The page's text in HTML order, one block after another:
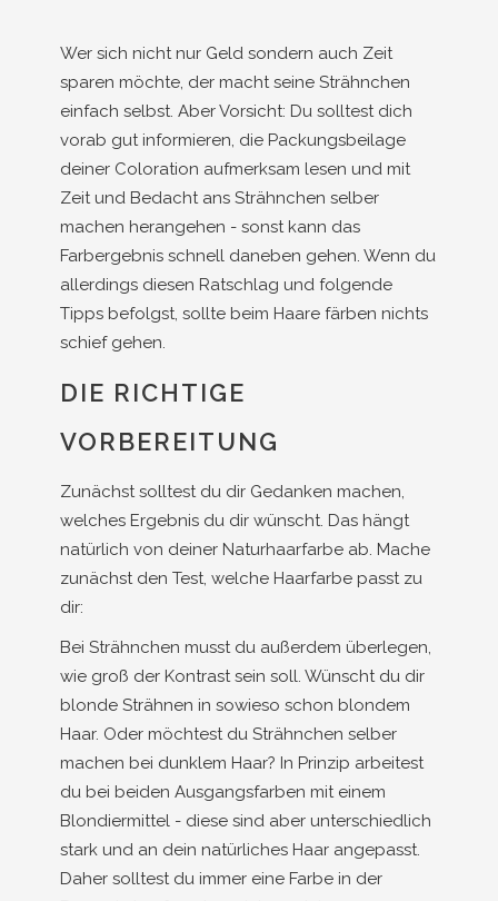
Wer sich nicht nur Geld sondern auch Zeit
sparen möchte, der macht seine Strähnchen
einfach selbst. Aber Vorsicht: Du solltest dich
vorab gut informieren, die Packungsbeilage
deiner Coloration aufmerksam lesen und mit
Zeit und Bedacht ans Strähnchen selber
machen herangehen - sonst kann das
Farbergebnis schnell daneben gehen. Wenn du
allerdings diesen Ratschlag und folgende
Tipps befolgst, sollte beim Haare färben nichts
schief gehen.
DIE RICHTIGE
VORBEREITUNG
Zunächst solltest du dir Gedanken machen,
welches Ergebnis du dir wünscht. Das hängt
natürlich von deiner Naturhaarfarbe ab. Mache
zunächst den Test, welche Haarfarbe passt zu
dir:
Bei Strähnchen musst du außerdem überlegen,
wie groß der Kontrast sein soll. Wünscht du dir
blonde Strähnen in sowieso schon blondem
Haar. Oder möchtest du Strähnchen selber
machen bei dunklem Haar? In Prinzip arbeitest
du bei beiden Ausgangsfarben mit einem
Blondiermittel - diese sind aber unterschiedlich
stark und an dein natürliches Haar angepasst.
Daher solltest du immer eine Farbe in der